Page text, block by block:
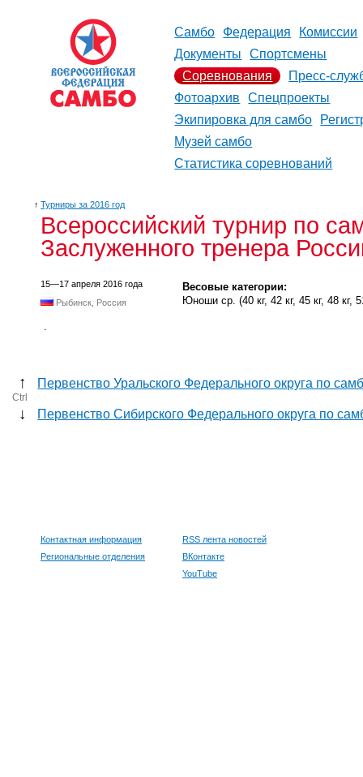
Самбо Федерация
Комиссии
Документы
Спортсмены
Соревнования
Пресс-
Фотоархив
Спецпроекты
Экипировка для самбо
Музей самбо
Статистика соревнований
↑ Турниры за 2016 год
Всероссийский турнир по
Заслуженного тренера
15—17 апреля 2016 года
Рыбинск, Россия
Весовые категории:
Юноши ср. (40 кг, 42 кг, 45 кг, 48 кг,
.
↑ Первенство Уральского Федерального округа по
Ctrl
↓ Первенство Сибирского Федерального округа по
Контактная информация
Региональные отделения
RSS лента новостей
ВКонтакте
YouTube